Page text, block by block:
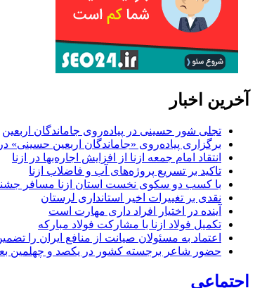
آخرین اخبار
تجلی شور حسینی در پیاده‌روی جاماندگان اربعین
برگزاری پیاده‌روی «جاماندگان اربعین حسینی»
انتقاد امام جمعه ازنا از افزایش اجاره‌بها در ازنا
تاکید بر تسریع پروژه‌های آب و فاضلاب ازنا
با کسب دو سکوی نخست استان ازنا مسافر
نقدی بر تغییرات اخیر استانداری لرستان
آینده در اختیار افراد داری مهارت است
تکمیل فولاد ازنا با مشارکت فولاد مبارکه
اعتماد به مسئولان صیانت از منافع ایران را
حضور شاعر برجسته کشور در یکصد و چهلمین
اجتماعی